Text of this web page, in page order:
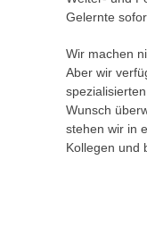
Gelernte
Wir machen
Aber wir
Wunsch
stehen wir in
Kollegen und